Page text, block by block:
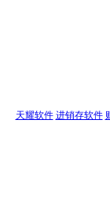
天耀软件 进销存软件